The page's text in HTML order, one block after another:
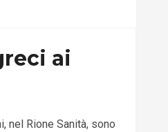
ai
nel Rione Sanità, sono